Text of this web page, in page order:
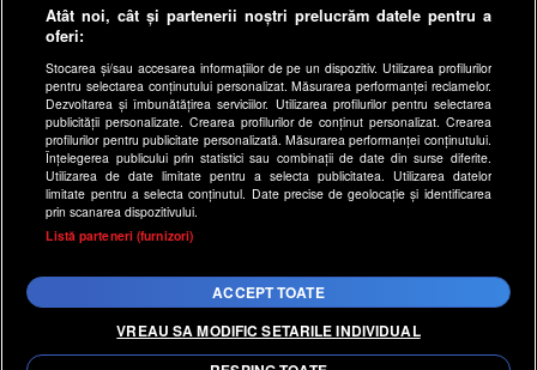
medicool.ro
spynews.ro
useit.ro
retetefeldefel.ro
zutv.ro
Trends AntenaPLAY
Acest site este creat si administrat de Digital Antena Group.
Atât noi, cât și partenerii noștri prelucrăm datele pentru a
oferi:
Stocarea și/sau accesarea informațiilor de pe un dispozitiv. Utilizarea profilurilor
pentru selectarea conținutului personalizat. Măsurarea performanței reclamelor.
Dezvoltarea și îmbunătățirea serviciilor. Utilizarea profilurilor pentru selectarea
publicității personalizate. Crearea profilurilor de conținut personalizat. Crearea
profilurilor pentru publicitate personalizată. Măsurarea performanței conținutului.
Înțelegerea publicului prin statistici sau combinații de date din surse diferite.
Utilizarea de date limitate pentru a selecta publicitatea. Utilizarea datelor
limitate pentru a selecta conținutul. Date precise de geolocație și identificarea
prin scanarea dispozitivului.
Listă parteneri (furnizori)
ACCEPT TOATE
VREAU SA MODIFIC SETARILE INDIVIDUAL